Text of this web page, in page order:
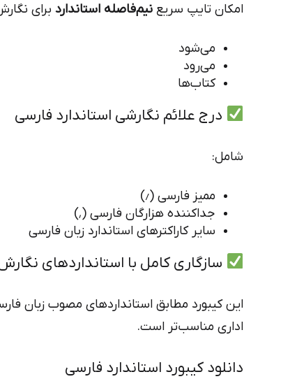
امکان تایپ سریع نیم‌فاصله استاندارد برای
می‌شود
می‌رود
کتاب‌ها
درج علائم نگارشی استاندارد فارسی
شامل:
ممیز فارسی (٫)
جداکننده هزارگان فارسی (٬)
سایر کاراکترهای استاندارد زبان فارسی
سازگاری کامل با استانداردهای
این کیبورد مطابق استانداردهای مصوب زبان
اداری مناسب‌تر است.
دانلود کیبورد استاندارد فارسی